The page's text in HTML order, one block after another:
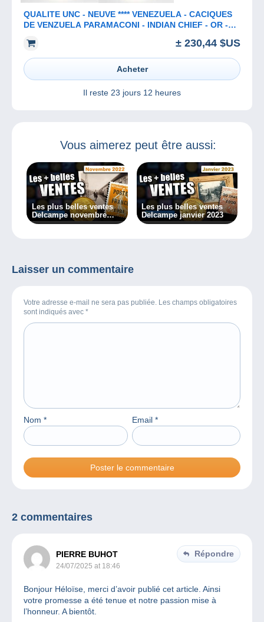
QUALITE UNC - NEUVE **** VENEZUELA - CACIQUES
DE VENZUELA PARAMACONI - INDIAN CHIEF - OR -
± 230,44 $US
Acheter
Il reste 23 jours 12 heures
Vous aimerez peut être aussi:
Les plus belles ventes
Delcampe novembre
2022
Les plus belles ventes
Delcampe janvier 2023
Laisser un commentaire
Votre adresse e-mail ne sera pas publiée. Les champs obligatoires
sont indiqués avec *
Nom * Email *
2 commentaires
PIERRE BUHOT
24/07/2025 at 18:46
Répondre
Bonjour Héloïse, merci d’avoir publié cet article. Ainsi
votre promesse a été tenue et notre passion mise à
l’honneur. A bientôt.